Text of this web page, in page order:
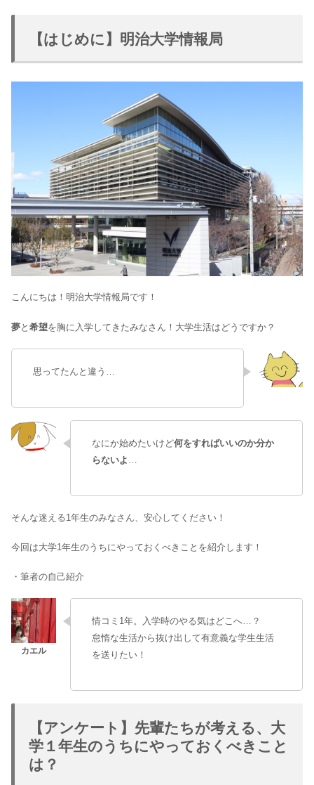
【はじめに】明治大学情報局
こんにちは！明治大学情報局です！
夢と 希望を胸に入学してきたみなさん！ 大学生活はどうですか？
思ってたんと違う…
なにか始めたいけど何をすればいいのか分か
らないよ …
そんな迷える1年生のみなさん、安心してください！
今回は大学1年生のうちにやっておくべきこと を紹介します！
・筆者の自己紹介
情コミ1年。入学時のやる気はどこへ…？
怠惰な生活から抜け出して有意義な学生生活
を送りたい！
【アンケート】先輩たちが考える、大
学１年生のうちにやっておくべきこと
は？